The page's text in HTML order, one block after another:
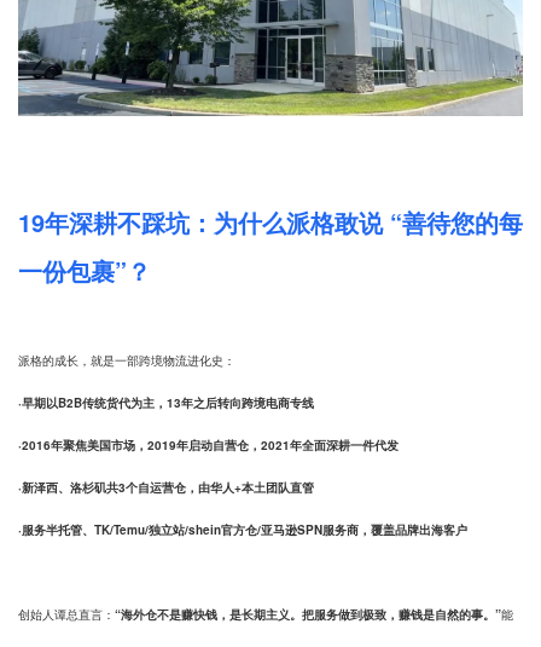
19年深耕不踩坑：为什么派格敢说 “善待您的每
一份包裹”？
派格的成长，就是一部跨境物流进化史：
·早期以B2B传统货代为主，13年之后转向跨境电商专线
·2016年聚焦美国市场，2019年启动自营仓，2021年全面深耕一件代发
·新泽西、洛杉矶共3个自运营仓，由华人+本土团队直管
·服务半托管、TK/Temu/独立站/shein官方仓/亚马逊SPN服务商，覆盖品牌出海客户
创始人谭总直言： “海外仓不是赚快钱，是长期主义。把服务做到极致，赚钱是自然的事。”能